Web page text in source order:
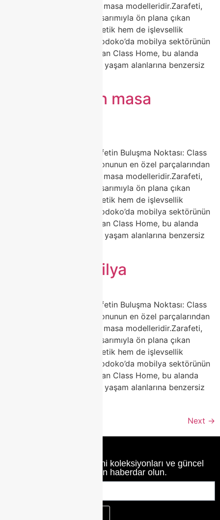
biri hiç kuşkusuz porselen masa modelleridir.Zarafeti,
dayanıklılığı ve modern tasarımıyla ön plana çıkan
porselen masalar, hem estetik hem de işlevsellik
arayanların ilk tercihidir.Modoko’da mobilya sektörünün
öncü markalarından biri olan Class Home, bu alanda
fark yaratan tasarımlarıyla yaşam alanlarına benzersiz
zarif porselen masa
🍽️ Porselen Masa ile Zarafetin Buluşma Noktası: Class
Home Şıklığı Ev dekorasyonunun en özel parçalarından
biri hiç kuşkusuz porselen masa modelleridir.Zarafeti,
dayanıklılığı ve modern tasarımıyla ön plana çıkan
porselen masalar, hem estetik hem de işlevsellik
arayanların ilk tercihidir.Modoko’da mobilya sektörünün
öncü markalarından biri olan Class Home, bu alanda
fark yaratan tasarımlarıyla yaşam alanlarına benzersiz
modoko mobilya
🍽️ Porselen Masa ile Zarafetin Buluşma Noktası: Class
Home Şıklığı Ev dekorasyonunun en özel parçalarından
biri hiç kuşkusuz porselen masa modelleridir.Zarafeti,
dayanıklılığı ve modern tasarımıyla ön plana çıkan
porselen masalar, hem estetik hem de işlevsellik
arayanların ilk tercihidir.Modoko’da mobilya sektörünün
öncü markalarından biri olan Class Home, bu alanda
fark yaratan tasarımlarıyla yaşam alanlarına benzersiz
Next →
Class Home’un en yeni koleksiyonları ve güncel
haberlerinden haberdar olun.